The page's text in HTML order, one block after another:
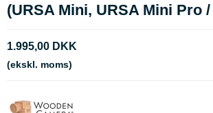
(URSA Mini, URSA Mini Pro
1.995,00 DKK
(ekskl. moms)